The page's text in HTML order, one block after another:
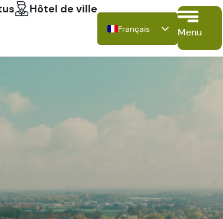
Hôtel de ville
Français
Deutsch
Español
Menu